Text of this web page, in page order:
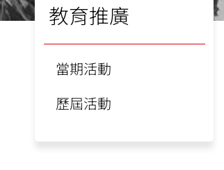
教育推廣
當期活動
歷屆活動